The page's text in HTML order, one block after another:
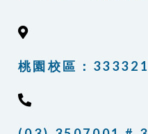
桃園校區：